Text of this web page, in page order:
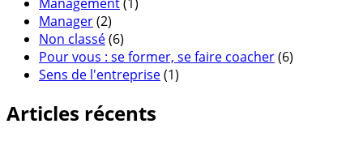
Manager(2)
Non classé(6)
Pour vous : se former, se faire coacher(6)
Sens de l'entreprise(1)
Articles récents